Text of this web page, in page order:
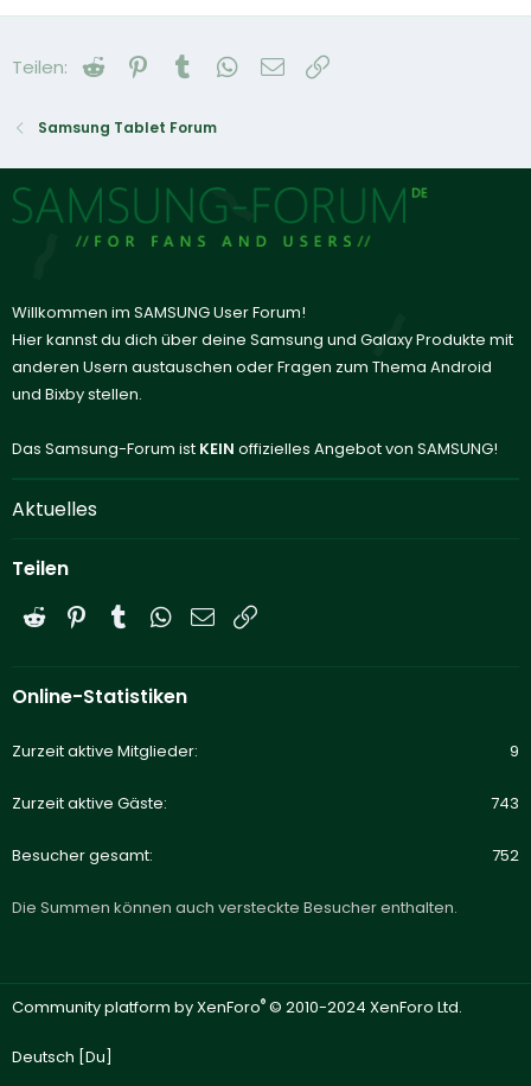
Teilen: Reddit Pinterest
Tumblr WhatsApp
E-Mail
Samsung Tablet Forum
Willkommen im SAMSUNG User Forum!
Hier kannst du dich über deine Samsung und Galaxy Produkte mit
anderen Usern austauschen oder Fragen zum Thema Android
und Bixby stellen.
Das Samsung-Forum ist KEIN offizielles Angebot von SAMSUNG!
Aktuelles
Teilen
Reddit PinterestTumblrWhatsApp
E-Mail
Online-Statistiken
Zurzeit aktive Mitglieder 9
Zurzeit aktive Gäste 743
Besucher gesamt 752
Die Summen können auch versteckte Besucher enthalten.
Community platform by XenForo® © 2010-2024 XenForo Ltd.
Deutsch [Du]